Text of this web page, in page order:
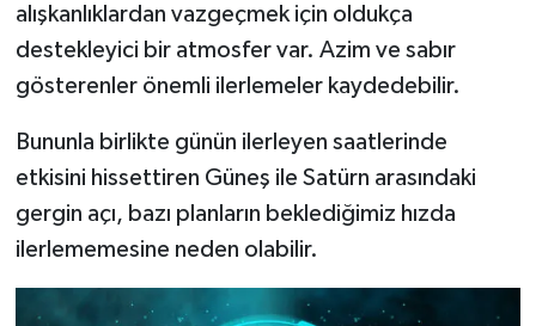
alışkanlıklardan vazgeçmek için oldukça
destekleyici bir atmosfer var. Azim ve sabır
gösterenler önemli ilerlemeler kaydedebilir.
Bununla birlikte günün ilerleyen saatlerinde
etkisini hissettiren Güneş ile Satürn arasındaki
gergin açı, bazı planların beklediğimiz hızda
ilerlememesine neden olabilir.